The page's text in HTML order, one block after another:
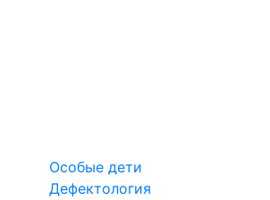
Особые дети
Дефектология